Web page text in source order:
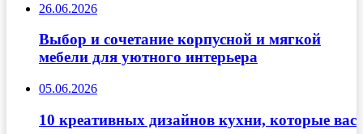
26.06.2026
Выбор и сочетание корпусной и мягкой
мебели для уютного интерьера
05.06.2026
10 креативных дизайнов кухни, которые вас